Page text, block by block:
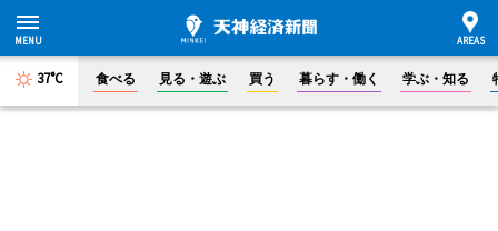
37°C 食べる 見る・遊ぶ 買う 暮らす・働く 学ぶ・知る